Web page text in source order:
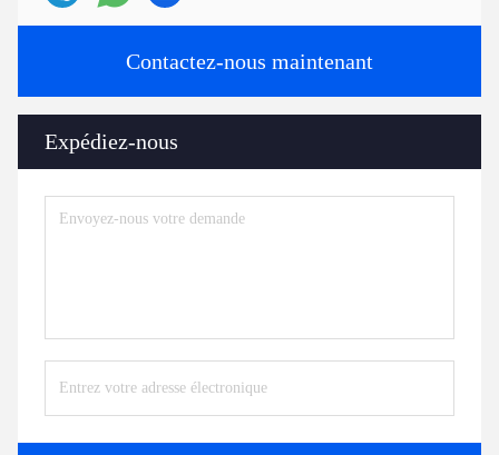
Contactez-nous maintenant
Expédiez-nous